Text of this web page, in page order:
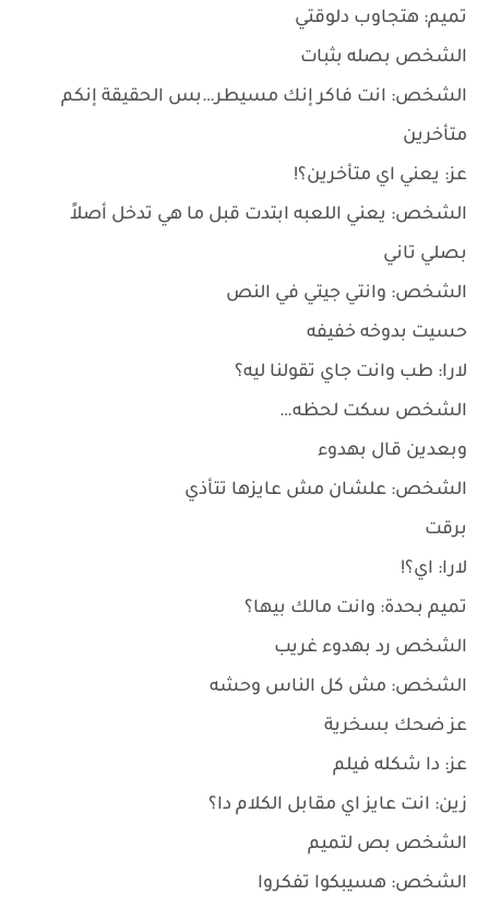
تميم: هتجاوب دلوقتي
الشخص بصله بثبات
الشخص: انت فاكر إنك مسيطر…بس الحقيقة إنكم
متأخرين
عز: يعني اي متأخرين؟!
الشخص: يعني اللعبه ابتدت قبل ما هي تدخل أصلاً
بصلي تاني
الشخص: وانتي جيتي في النص
حسيت بدوخه خفيفه
لارا: طب وانت جاي تقولنا ليه؟
الشخص سكت لحظه…
وبعدين قال بهدوء
الشخص: علشان مش عايزها تتأذي
برقت
لارا: اي؟!
تميم بحدة: وانت مالك بيها؟
الشخص رد بهدوء غريب
الشخص: مش كل الناس وحشه
عز ضحك بسخرية
عز: دا شكله فيلم
زين: انت عايز اي مقابل الكلام دا؟
الشخص بص لتميم
الشخص: هسيبكوا تفكروا